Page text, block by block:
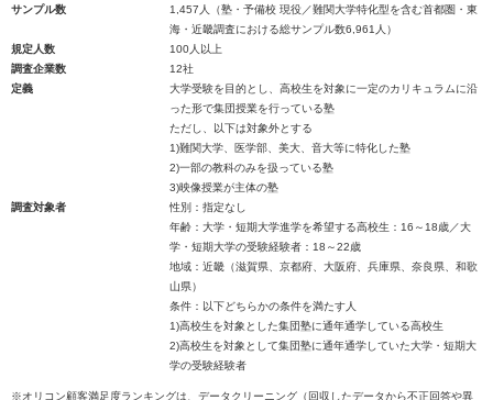
サンプル数
1,457人（塾・予備校 現役／難関大学特化型を含む首都圏・東
海・近畿調査における総サンプル数6,961人）
規定人数
100人以上
調査企業数
12社
定義
大学受験を目的とし、高校生を対象に一定のカリキュラムに沿
った形で集団授業を行っている塾
ただし、以下は対象外とする
1)難関大学、医学部、美大、音大等に特化した塾
2)一部の教科のみを扱っている塾
3)映像授業が主体の塾
調査対象者
性別：指定なし
年齢：大学・短期大学進学を希望する高校生：16～18歳／大
学・短期大学の受験経験者：18～22歳
地域：近畿（滋賀県、京都府、大阪府、兵庫県、奈良県、和歌
山県）
条件：以下どちらかの条件を満たす人
1)高校生を対象とした集団塾に通年通学している高校生
2)高校生を対象として集団塾に通年通学していた大学・短期大
学の受験経験者
※オリコン顧客満足度ランキングは、データクリーニング（回収したデータから不正回答や異